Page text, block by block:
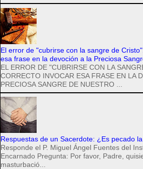
El error de "cubrirse con la sangre de
esa frase en la devoción a la Preciosa
EL ERROR DE "CUBRIRSE CON LA
CORRECTO INVOCAR ESA FRASE EN LA
PRECIOSA SANGRE DE NUESTRO ...
Respuestas de un Sacerdote: ¿Es pecado
Responde el P. Miguel Ángel Fuentes del
Encarnado Pregunta: Por favor, Padre,
masturbació...